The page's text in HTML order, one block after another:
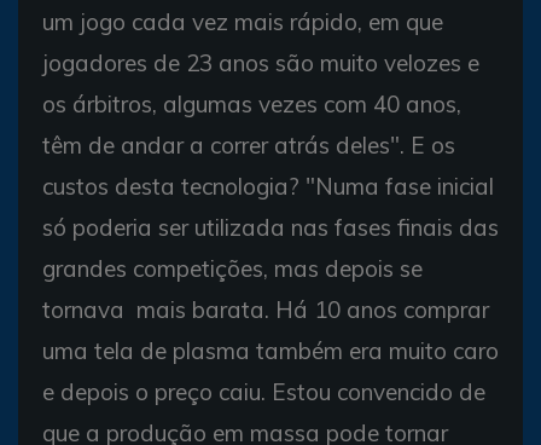
um jogo cada vez mais rápido, em que
jogadores de 23 anos são muito velozes e
os árbitros, algumas vezes com 40 anos,
têm de andar a correr atrás deles". E os
custos desta tecnologia? "Numa fase inicial
só poderia ser utilizada nas fases finais das
grandes competições, mas depois se
tornava mais barata. Há 10 anos comprar
uma tela de plasma também era muito caro
e depois o preço caiu. Estou convencido de
que a produção em massa pode tornar